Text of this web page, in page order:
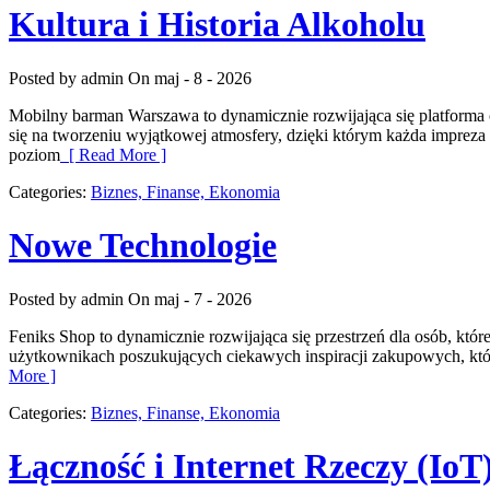
Kultura i Historia Alkoholu
Posted by admin On maj - 8 - 2026
Mobilny barman Warszawa to dynamicznie rozwijająca się
się na tworzeniu wyjątkowej atmosfery, dzięki którym każda
poziom [ Read More ]
Categories: Biznes, Finanse, Ekonomia
Nowe Technologie
Posted by admin On maj - 7 - 2026
Feniks Shop to dynamicznie rozwijająca się przestrzeń dla osób,
użytkownikach poszukujących ciekawych inspiracji zakupowych,
More ]
Categories: Biznes, Finanse, Ekonomia
Łączność i Internet Rzeczy